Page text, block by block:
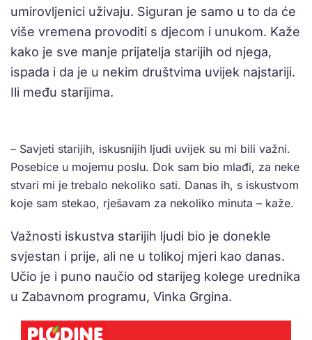
umirovljenici uživaju. Siguran je samo u to da će
više vremena provoditi s djecom i unukom. Kaže
kako je sve manje prijatelja starijih od njega,
ispada i da je u nekim društvima uvijek najstariji.
Ili među starijima.
– Savjeti starijih, iskusnijih ljudi uvijek su mi bili važni.
Posebice u mojemu poslu. Dok sam bio mlađi, za neke
stvari mi je trebalo nekoliko sati. Danas ih, s iskustvom
koje sam stekao, rješavam za nekoliko minuta – kaže.
Važnosti iskustva starijih ljudi bio je donekle
svjestan i prije, ali ne u tolikoj mjeri kao danas.
Učio je i puno naučio od starijeg kolege urednika
u Zabavnom programu, Vinka Grgina.